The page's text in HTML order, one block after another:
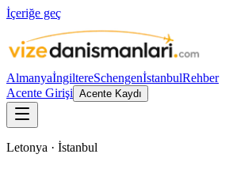
İçeriğe geç
AlmanyaİngiltereSchengenİstanbulRehber
Acente Girişi Acente Kaydı
Letonya · İstanbul